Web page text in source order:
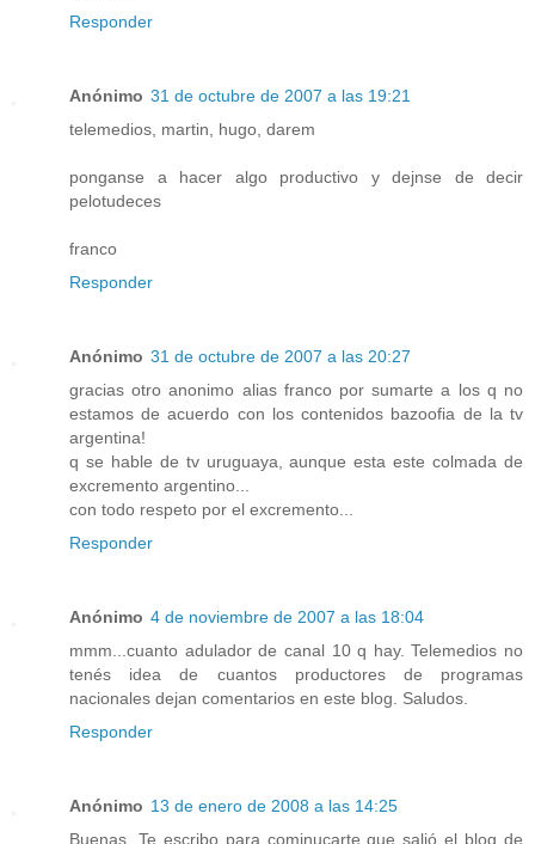
Responder
Anónimo 31 de octubre de 2007 a las 19:21
telemedios, martin, hugo, darem
ponganse a hacer algo productivo y dejnse de decir
pelotudeces
franco
Responder
Anónimo 31 de octubre de 2007 a las 20:27
gracias otro anonimo alias franco por sumarte a los q no
estamos de acuerdo con los contenidos bazoofia de la tv
argentina!
q se hable de tv uruguaya, aunque esta este colmada de
excremento argentino...
con todo respeto por el excremento...
Responder
Anónimo 4 de noviembre de 2007 a las 18:04
mmm...cuanto adulador de canal 10 q hay. Telemedios no
tenés idea de cuantos productores de programas
nacionales dejan comentarios en este blog. Saludos.
Responder
Anónimo 13 de enero de 2008 a las 14:25
Buenas. Te escribo para cominucarte que salió el blog de